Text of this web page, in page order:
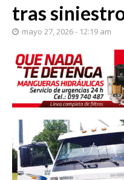
tras
mayo 27, 2026 - 12:19 am